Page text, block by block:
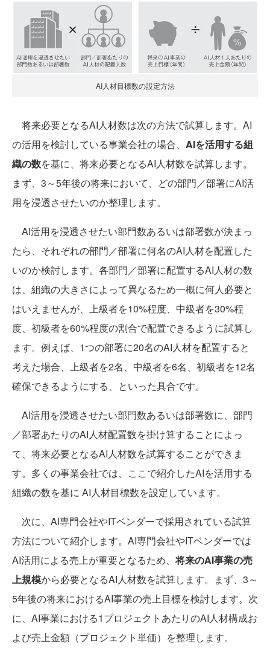
AI人材目標数の設定方法
将来必要となるAI人材数は次の方法で試算します。AI
の活用を検討している事業会社の場合、 AIを活用する組
織の数を基に、将来必要となるAI人材数を試算します。
まず、3～5年後の将来において、どの部門／部署にAI活
用を浸透させたいのか整理します。
AI活用を浸透させたい部門数あるいは部署数が決まっ
たら、それぞれの部門／部署に何名のAI人材を配置した
いのか検討します。各部門／部署に配置するAI人材の数
は、組織の大きさによって異なるため一概に何人必要と
はいえませんが、上級者を10%程度、中級者を30%程
度、初級者を60%程度の割合で配置できるように試算し
ます。例えば、1つの部署に20名のAI人材を配置すると
考えた場合、上級者を2名、中級者を6名、初級者を12名
確保できるようにする、といった具合です。
AI活用を浸透させたい部門数あるいは部署数に、部門
／部署あたりのAI人材配置数を掛け算することによっ
て、将来必要となるAI人材数を試算することができま
す。多くの事業会社では、ここで紹介したAIを活用する
組織の数を基に AI人材目標数を設定しています。
次に、AI専門会社やITベンダーで採用されている試算
方法について紹介します。AI専門会社やITベンダーでは
AI活用による売上が重要となるため、将来のAI事業の売
上規模から必要となるAI人材数を試算します。まず、3～
5年後の将来におけるAI事業の売上目標を検討します。次
に、AI事業における1プロジェクトあたりのAI人材構成お
よび売上金額（プロジェクト単価）を整理します。